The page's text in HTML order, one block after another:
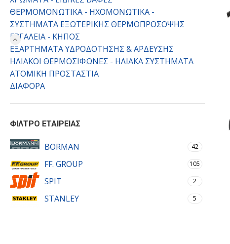
ΘΕΡΜΟΜΟΝΩΤΙΚΑ - ΗΧΟΜΟΝΩΤΙΚΑ -
ΣΥΣΤΗΜΑΤΑ ΕΞΩΤΕΡΙΚΗΣ ΘΕΡΜΟΠΡΟΣΟΨΗΣ
ΕΡΓΑΛΕΙΑ - ΚΗΠΟΣ
ΕΞΑΡΤΗΜΑΤΑ ΥΔΡΟΔΟΤΗΣΗΣ & ΑΡΔΕΥΣΗΣ
ΗΛΙΑΚΟΙ ΘΕΡΜΟΣΙΦΩΝΕΣ - ΗΛΙΑΚΑ ΣΥΣΤΗΜΑΤΑ
ΑΤΟΜΙΚΗ ΠΡΟΣΤΑΣΤΙΑ
ΔΙΑΦΟΡΑ
ΦΙΛΤΡΟ ΕΤΑΙΡΕΙΑΣ
BORMAN 42
FF. GROUP 105
SPIT 2
STANLEY 5